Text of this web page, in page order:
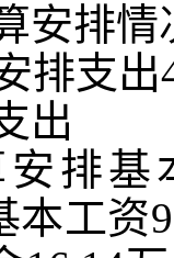
安排情
排支出
出
安排基
本工资